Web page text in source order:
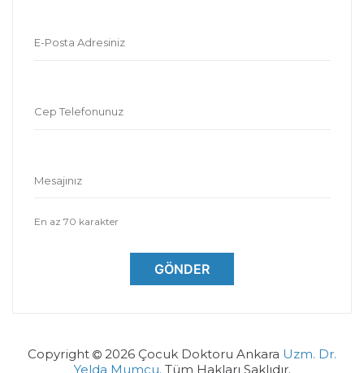
E-Posta Adresiniz
Cep Telefonunuz
Mesajınız
En az 70 karakter
GÖNDER
Copyright 2026 Çocuk Doktoru Ankara Uzm. Dr.
Yelda Mumcu. Tüm Hakları Saklıdır.